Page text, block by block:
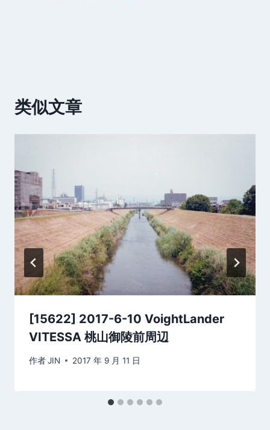
类似文章
[15622] 2017-6-10 VoightLander
VITESSA 桃山御陵前周辺
作者JIN 2017 年 9 月 11 日